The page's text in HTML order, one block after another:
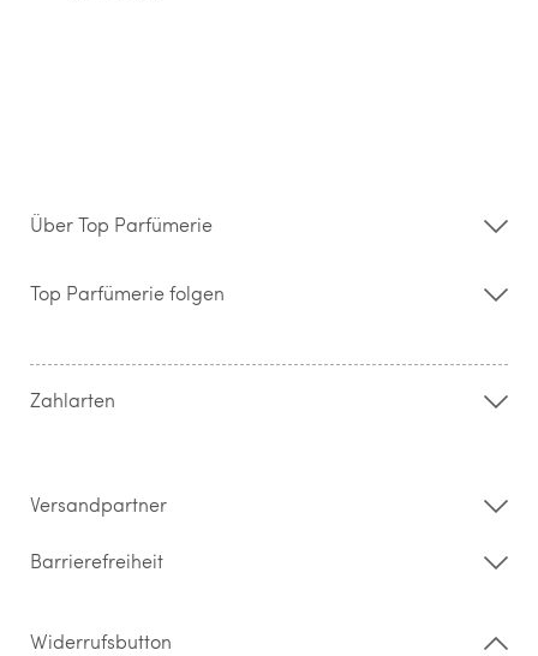
Über Top Parfümerie
Storefinder
Kontakt
Widerrufsrecht & Rückgabebedingungen
Top Parfümerie folgen
Zahlarten
Versandpartner
Barrierefreiheit
Widerrufsbutton